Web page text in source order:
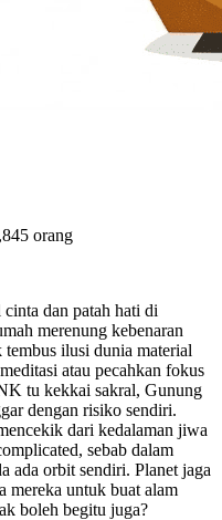
orang
dan patah hati di
merenung kebenaran
ilusi dunia material
atau pecahkan fokus
tu kekkai sakral, Gunung
dengan risiko sendiri.
dari kedalaman jiwa
sebab dalam
ada orbit sendiri. Planet jaga
mereka untuk buat alam
boleh begitu juga?